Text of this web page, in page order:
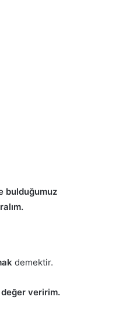
bulduğumuz
demektir.
değer veririm.